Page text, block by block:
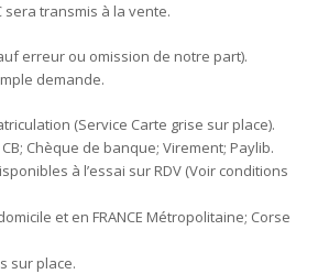
sera transmis à la vente.
erreur ou omission de notre part).
demande.
(Service Carte grise sur place).
Chèque de banque; Virement; Paylib.
à l’essai sur RDV (Voir conditions
et en FRANCE Métropolitaine; Corse
sur place.